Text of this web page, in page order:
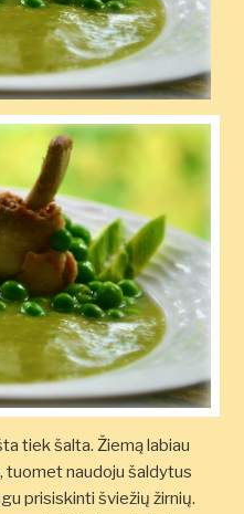
tiek šalta. Žiemą labiau
naudoju šaldytus
prisiskinti šviežių žirnių.